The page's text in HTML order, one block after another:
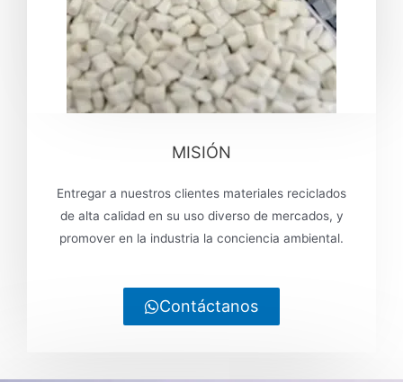
MISIÓN
Entregar a nuestros clientes materiales reciclados
de alta calidad en su uso diverso de mercados, y
promover en la industria la conciencia ambiental.
Contáctanos